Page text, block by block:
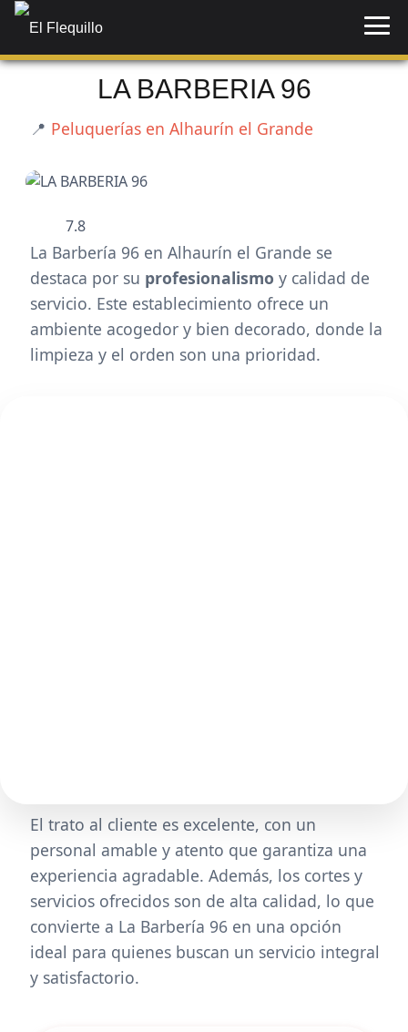
LA BARBERIA 96
📍 Peluquerías en Alhaurín el Grande
7.8
La Barbería 96 en Alhaurín el Grande se
destaca por su profesionalismo y calidad de
servicio. Este establecimiento ofrece un
ambiente acogedor y bien decorado, donde la
limpieza y el orden son una prioridad.
El trato al cliente es excelente, con un
personal amable y atento que garantiza una
experiencia agradable. Además, los cortes y
servicios ofrecidos son de alta calidad, lo que
convierte a La Barbería 96 en una opción
ideal para quienes buscan un servicio integral
y satisfactorio.